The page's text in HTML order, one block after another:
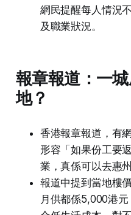
網民提醒每人情況
及職業狀況。
報章報道：一
地？
香港報章報道，有
形容「如果份工要
業，真係可以去惠
報道中提到當地樓
月供都係5,000港